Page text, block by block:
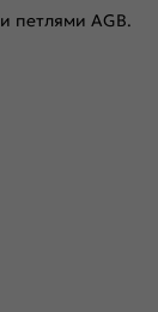
петлями AGB.
под